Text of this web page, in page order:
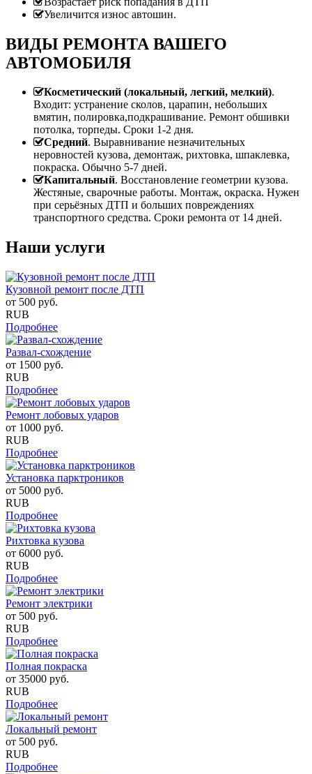
Увеличится износ автошин.
ВИДЫ РЕМОНТА ВАШЕГО
АВТОМОБИЛЯ
Косметический (локальный, легкий, мелкий).
Входит: устранение сколов, царапин, небольших
вмятин, полировка,подкрашивание. Ремонт обшивки
потолка, торпеды. Сроки 1-2 дня.
Средний. Выравнивание незначительных
неровностей кузова, демонтаж, рихтовка, шпаклевка,
покраска. Обычно 5-7 дней.
Капитальный. Восстановление геометрии кузова.
Жестяные, сварочные работы. Монтаж, окраска. Нужен
при серьёзных ДТП и больших повреждениях
транспортного средства. Сроки ремонта от 14 дней.
Наши услуги
Кузовной ремонт после ДТП
от 500 руб.
RUB
Подробнее
Развал-схождение
от 1500 руб.
RUB
Подробнее
Ремонт лобовых ударов
от 1000 руб.
RUB
Подробнее
Установка парктроников
от 5000 руб.
RUB
Подробнее
Рихтовка кузова
от 6000 руб.
RUB
Подробнее
Ремонт электрики
от 500 руб.
RUB
Подробнее
Полная покраска
от 35000 руб.
RUB
Подробнее
Локальный ремонт
от 500 руб.
RUB
Подробнее